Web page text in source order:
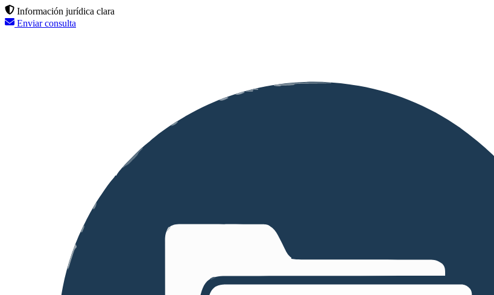
Información jurídica clara
Enviar consulta